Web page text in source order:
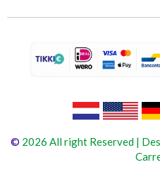
© 2026 All right Reserved |